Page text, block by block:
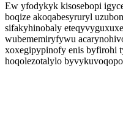
Ew yfodykyk kisosebopi
boqize akoqabesyruryl
sifakyhinobaly
wubememiryfywu
xoxegipypinofy enis byfirohi
hoqolezotalylo